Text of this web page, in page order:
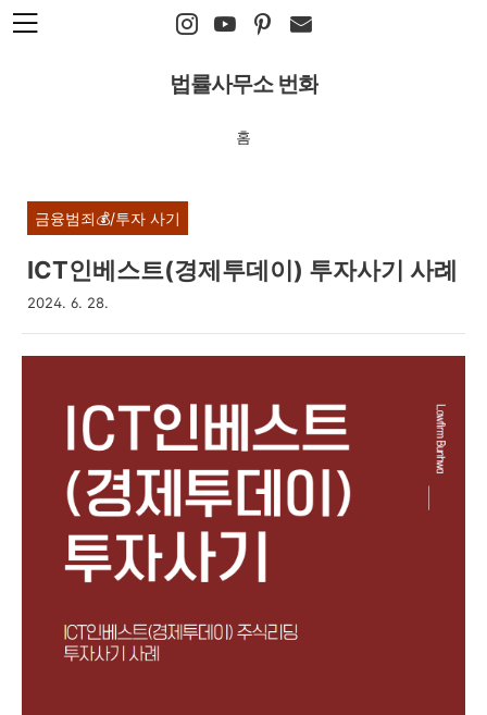
본문 바로가기
법률사무소 번화
홈
금융범죄💰/투자 사기
ICT인베스트(경제투데이) 투자사기 사례
2024. 6. 28.